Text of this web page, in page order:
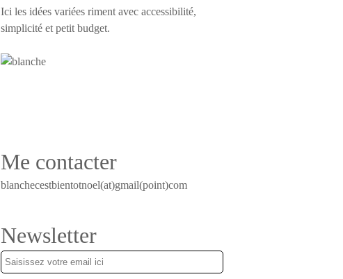
Ici les idées variées riment avec accessibilité,
simplicité et petit budget.
Me contacter
blanchecestbientotnoel(at)gmail(point)com
Newsletter